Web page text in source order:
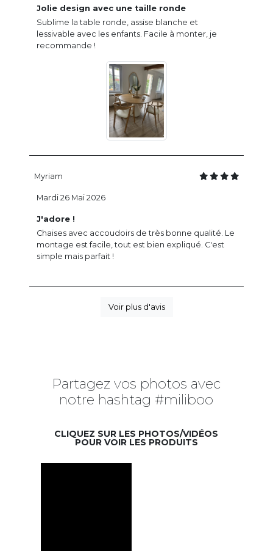
Jolie design avec une taille ronde
Sublime la table ronde, assise blanche et
lessivable avec les enfants. Facile à monter, je
recommande !
Myriam
J'adore !
Chaises avec accoudoirs de très bonne qualité. Le
montage est facile, tout est bien expliqué. C'est
simple mais parfait !
Mardi 26 Mai 2026
Voir plus d'avis
Partagez vos photos avec
notre hashtag #miliboo
CLIQUEZ SUR LES PHOTOS/VIDÉOS
POUR VOIR LES PRODUITS